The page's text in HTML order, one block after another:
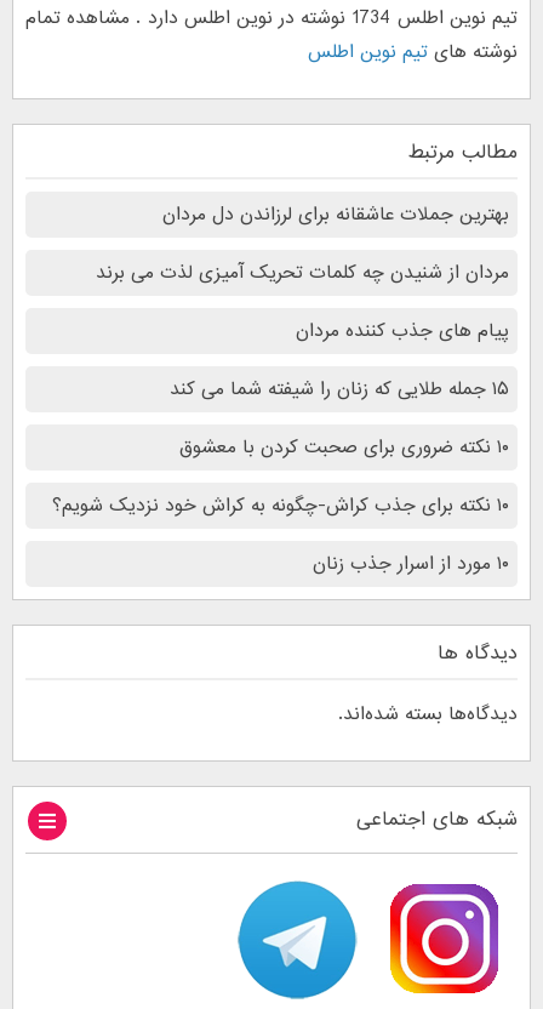
تیم نوین اطلس 1734 نوشته در نوین اطلس دارد . مشاهده تمام
نوشته های تیم نوین اطلس
مطالب مرتبط
بهترین جملات عاشقانه برای لرزاندن دل مردان
مردان از شنیدن چه کلمات تحریک آمیزی لذت می برند
پیام های جذب کننده مردان
۱۵ جمله طلایی که زنان را شیفته شما می کند
۱۰ نکته ضروری برای صحبت کردن با معشوق
۱۰ نکته برای جذب کراش-چگونه به کراش خود نزدیک شویم؟
۱۰ مورد از اسرار جذب زنان
دیدگاه ها
دیدگاه‌ها بسته شده‌اند.
شبکه های اجتماعی